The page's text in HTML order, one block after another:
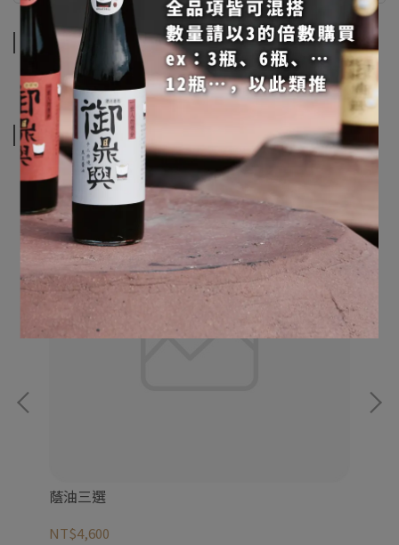
衷心感謝回饋卷
產品特色
相關商品
蔭油三選
NT$4,600